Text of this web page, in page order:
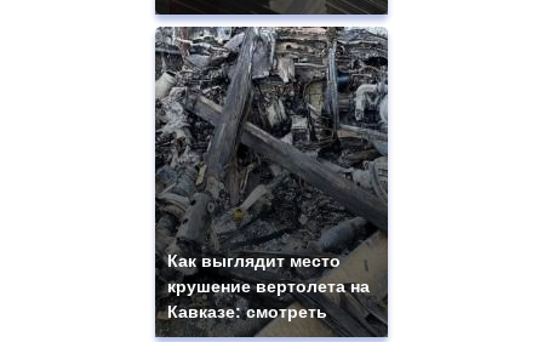
Как выглядит место
крушение вертолета на
Кавказе: смотреть